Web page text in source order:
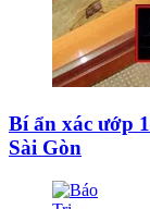
Bí ẩn xác ướp
Sài Gòn